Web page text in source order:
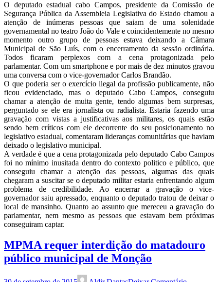
O deputado estadual cabo Campos, presidente da Comissão de
Segurança Pública da Assembleia Legislativa do Estado chamou a
atenção de inúmeras pessoas que saiam de uma solenidade
governamental no teatro João do Vale e coincidentemente no mesmo
momento outro grupo de pessoas estava deixando a Câmara
Municipal de São Luís, com o encerramento da sessão ordinária.
Todos ficaram perplexos com a cena protagonizada pelo
parlamentar. Com um smartphone e por mais de dez minutos gravou
uma conversa com o vice-governador Carlos Brandão.
O que poderia ser o exercício ilegal da profissão publicamente, não
ficou evidenciado, mas o deputado Cabo Campos, conseguiu
chamar a atenção de muita gente, tendo algumas bem surpresas,
perguntado se ele era jornalista ou radialista. Estaria fazendo uma
gravação com vistas a justificativas aos militares, os quais estão
sendo bem críticos com ele decorrente do seu posicionamento no
legislativo estadual, comentaram lideranças comunitárias que haviam
deixado o legislativo municipal.
A verdade é que a cena protagonizada pelo deputado Cabo Campos
foi no mínimo inusitada dentro do contexto politico e público, que
conseguiu chamar a atenção das pessoas, algumas das quais
chegaram a suscitar se o deputado militar estaria enfrentando algum
problema de credibilidade. Ao encerrar a gravação o vice-
governador saiu apressado, enquanto o deputado tratou de deixar o
local de mansinho. Quanto ao assunto que mereceu a gravação do
parlamentar, nem mesmo as pessoas que estavam bem próximas
conseguiram captar.
MPMA requer interdição do matadouro
público municipal de Monção